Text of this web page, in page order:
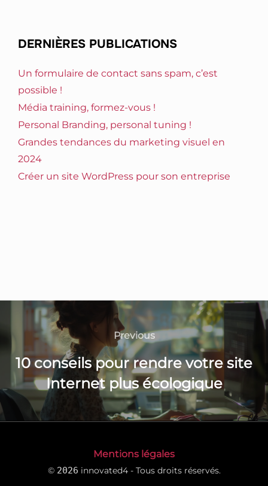
DERNIÈRES PUBLICATIONS
Un formulaire de contact sans spam, c’est
possible !
Média training, formez-vous !
Personal Branding, personal tuning !
Grandes tendances du marketing visuel en
2024
Créer un site WordPress pour son entreprise
Previous
10 conseils pour rendre votre site
Internet plus écologique
Mentions légales
© 2026 innovated4 - Tous droits réservés.